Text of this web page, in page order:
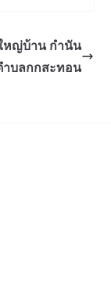
หญ่บ้าน กำนัน
บลกกสะทอน